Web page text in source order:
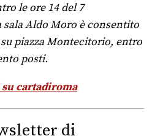
le ore 14 del 7
sala Aldo Moro è consentito
piazza Montecitorio, entro
posti.
cartadiroma
di